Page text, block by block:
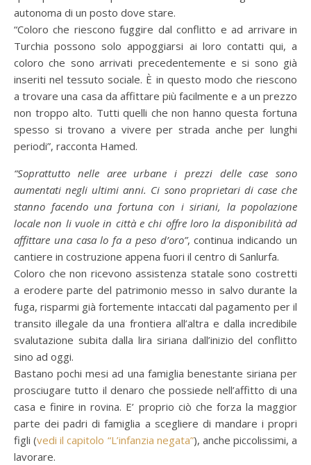
autonoma di un posto dove stare.
“Coloro che riescono fuggire dal conflitto e ad arrivare in
Turchia possono solo appoggiarsi ai loro contatti qui, a
coloro che sono arrivati precedentemente e si sono già
inseriti nel tessuto sociale. È in questo modo che riescono
a trovare una casa da affittare più facilmente e a un prezzo
non troppo alto. Tutti quelli che non hanno questa fortuna
spesso si trovano a vivere per strada anche per lunghi
periodi”, racconta Hamed.
“Soprattutto nelle aree urbane i prezzi delle case sono
aumentati negli ultimi anni. Ci sono proprietari di case che
stanno facendo una fortuna con i siriani, la popolazione
locale non li vuole in città e chi offre loro la disponibilità ad
affittare una casa lo fa a peso d’oro”, continua indicando un
cantiere in costruzione appena fuori il centro di Sanlurfa.
Coloro che non ricevono assistenza statale sono costretti
a erodere parte del patrimonio messo in salvo durante la
fuga, risparmi già fortemente intaccati dal pagamento per il
transito illegale da una frontiera all’altra e dalla incredibile
svalutazione subita dalla lira siriana dall’inizio del conflitto
sino ad oggi.
Bastano pochi mesi ad una famiglia benestante siriana per
prosciugare tutto il denaro che possiede nell’affitto di una
casa e finire in rovina. E’ proprio ciò che forza la maggior
parte dei padri di famiglia a scegliere di mandare i propri
figli (vedi il capitolo “L’infanzia negata”), anche piccolissimi, a
lavorare.